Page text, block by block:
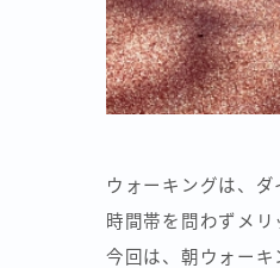
ウォーキングは、
時間帯を問わずメ
今回は、朝ウォー